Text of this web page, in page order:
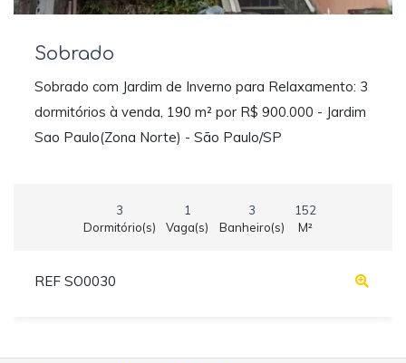
Sobrado
Sobrado com Jardim de Inverno para Relaxamento: 3
dormitórios à venda, 190 m² por R$ 900.000 - Jardim
Sao Paulo(Zona Norte) - São Paulo/SP
3
Dormitório(s)
1
Vaga(s)
3
Banheiro(s)
152
M²
REF SO0030